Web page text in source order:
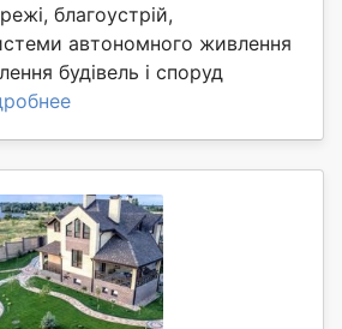
благоустрій,
автономного живлення
будівель і споруд